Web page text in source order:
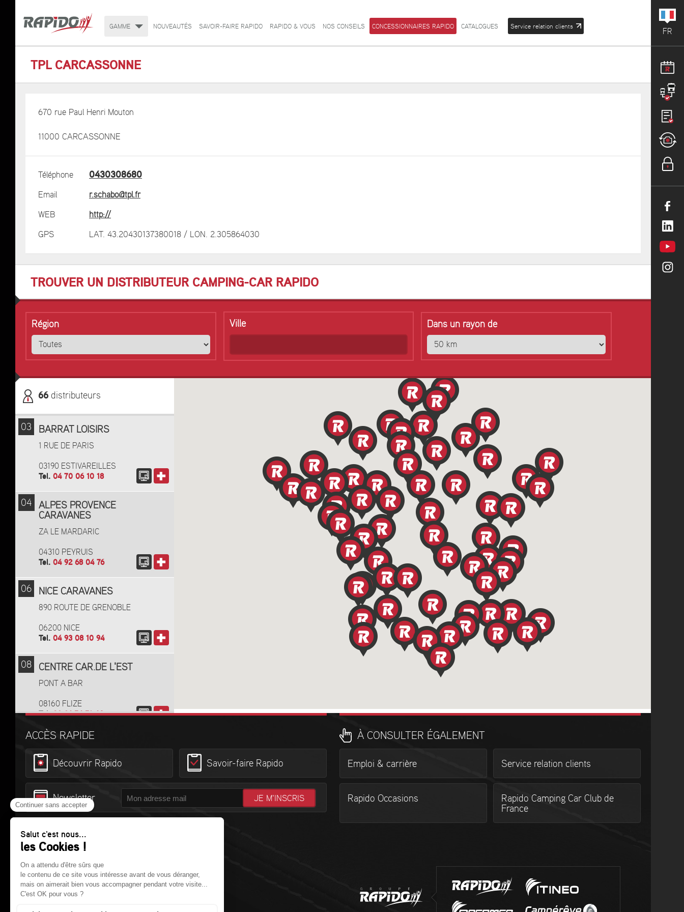
FR
GAMME NOUVEAUTÉS SAVOIR-FAIRE RAPIDO RAPIDO & VOUS NOS CONSEILS CONCESSIONNAIRES RAPIDO CATALOGUES Service relation clients
TPL CARCASSONNE
670 rue Paul Henri Mouton
11000 CARCASSONNE
Téléphone 0430308680
Email r.schabo@tpl.fr
WEB http://
GPS LAT. 43.20430137380018 / LON. 2.305864030
TROUVER UN DISTRIBUTEUR CAMPING-CAR RAPIDO
Région Ville Dans un rayon de
66 distributeurs
03 BARRAT LOISIRS
1 RUE DE PARIS
03190 ESTIVAREILLES
Tel. 04 70 06 10 18
04
ALPES PROVENCE
CARAVANES
ZA LE MARDARIC
04310 PEYRUIS
Tel. 04 92 68 04 76
06 NICE CARAVANES
890 ROUTE DE GRENOBLE
06200 NICE
Tel. 04 93 08 10 94
08 CENTRE CAR.DE L'EST
PONT A BAR
08160 FLIZE
Tel.03 24 54 51 46
11
670 rue Paul Henri Mouton
11000 CARCASSONNE
Tel.
12
SAS DINTER - Aveyron
Camping Car
274 Avenue Rodez
12450 LA PRIMAUBE
Tel. 05 65 47 09 33
ACCÈS RAPIDE
Découvrir Rapido Savoir-faire Rapido
Newsletter
À CONSULTER ÉGALEMENT
Emploi & carrière Service relation clients
Rapido Occasions
Rapido Camping Car Club de
France
© RAPIDO Camping-cars
414 rue des Perrouins
CS 20019 - 53101 MAYENNE Cedex